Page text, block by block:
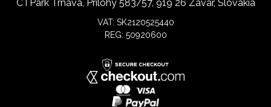
CTPark Trnava, Prílohy 583/57, 919 26 Zavar, Slovakia
VAT: SK2120525440
REG: 50920600